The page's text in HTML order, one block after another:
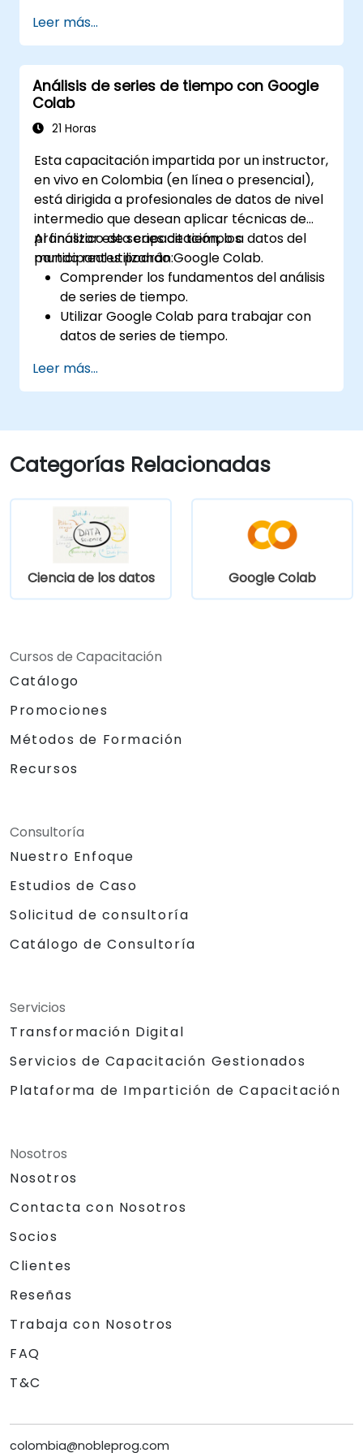
Gym.
Desarrollar agentes inteligentes que
aprenden mediante ensayo y error.
Optimizar el rendimiento de los agentes
mediante técnicas avanzadas como Q-
learning y redes neuronales profundas de
Entrenar agentes en entornos simulados
utilizando OpenAI Gym.
Desplegar modelos de aprendizaje por
refuerzo para aplicaciones del mundo
real.
Leer más...
Análisis de series de tiempo con Google
Colab
21 Horas
Esta capacitación impartida por un instructor,
en vivo en Colombia (en línea o presencial),
está dirigida a profesionales de datos de nivel
intermedio que desean aplicar técnicas de
pronóstico de series de tiempo a datos del
mundo real utilizando Google Colab.
Al finalizar esta capacitación, los
participantes podrán:
Comprender los fundamentos del análisis
de series de tiempo.
Utilizar Google Colab para trabajar con
datos de series de tiempo.
tendencias de datos.
Aprovechar la biblioteca Prophet de
Visualizar datos de series de tiempo y
resultados de pronósticos.
Leer más...
Categorías Relacionadas
Ciencia de los datos Google Colab
Cursos de Capacitación
Catálogo
Promociones
Métodos de Formación
Recursos
Consultoría
Nuestro Enfoque
Estudios de Caso
Solicitud de consultoría
Catálogo de Consultoría
Servicios
Transformación Digital
Servicios de Capacitación Gestionados
Plataforma de Impartición de Capacitación
Nosotros
Nosotros
Contacta con Nosotros
Socios
Clientes
Reseñas
Trabaja con Nosotros
FAQ
T&C
colombia@nobleprog.com